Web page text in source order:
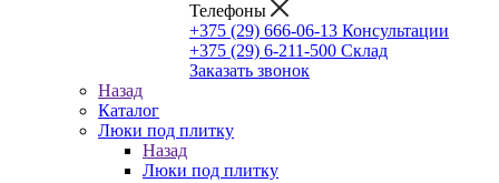
Телефоны
+375 (29) 666-06-13 Консультации
+375 (29) 6-211-500 Склад
Заказать звонок
Назад
Каталог
Люки под плитку
Назад
Люки под плитку